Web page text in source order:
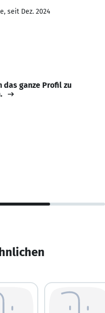
seit Dez. 2024
das ganze Profil zu